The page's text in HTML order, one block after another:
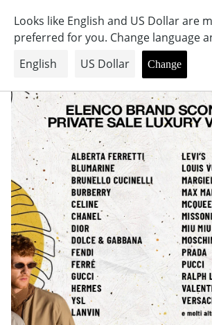
COME PARTECIPARE
CONTATTI
CARRELLO
LOGIN — LOGOUT
LINGUA
VAI ALLO SHOP
VINTAGE 202410 MI-